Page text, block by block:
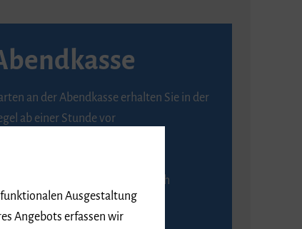
an der Abendkasse erhalten Sie in der
ab einer Stunde vor
der Abendkasse ist ausschließlich
möglich.
Ausgestaltung
Angebots erfassen wir